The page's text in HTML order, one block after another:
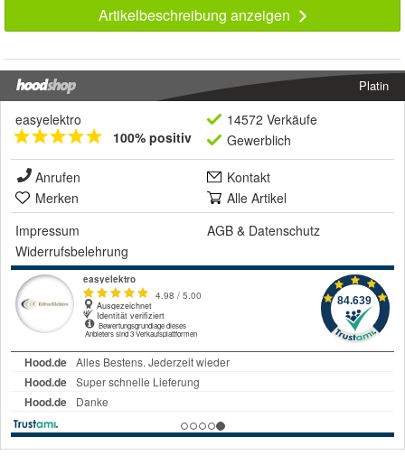
Artikelbeschreibung anzeigen
Platin
easyelektro
100% positiv
14572 Verkäufe
Gewerblich
Anrufen
Kontakt
Merken
Alle Artikel
Impressum
AGB & Datenschutz
Widerrufsbelehrung